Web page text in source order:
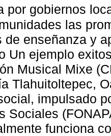
por gobiernos
las
de enseñanza y
Un ejemplo
Musical Mixe
Tlahuitoltepec,
impulsado
Sociales
funciona